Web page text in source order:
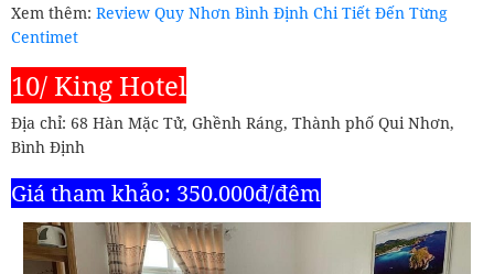
Xem thêm: Review Quy Nhơn Bình Định Chi Tiết Đến Từng
Centimet
10/ King Hotel
Địa chỉ: 68 Hàn Mặc Tử, Ghềnh Ráng, Thành phố Qui Nhơn,
Bình Định
Giá tham khảo: 350.000đ/đêm